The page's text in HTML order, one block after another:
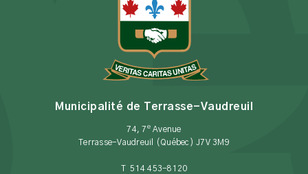
Municipalité de Terrasse-Vaudreuil
74, 7 eAvenue
Terrasse-Vaudreuil (Québec) J7V 3M9
T 514 453-8120